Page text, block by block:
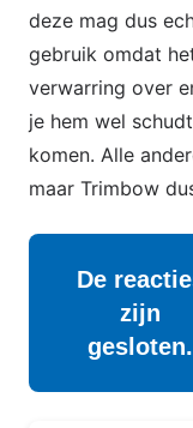
deze mag dus
gebruik omdat
verwarring over
je hem wel
komen. Alle
maar Trimbow
De
zijn
gesloten.